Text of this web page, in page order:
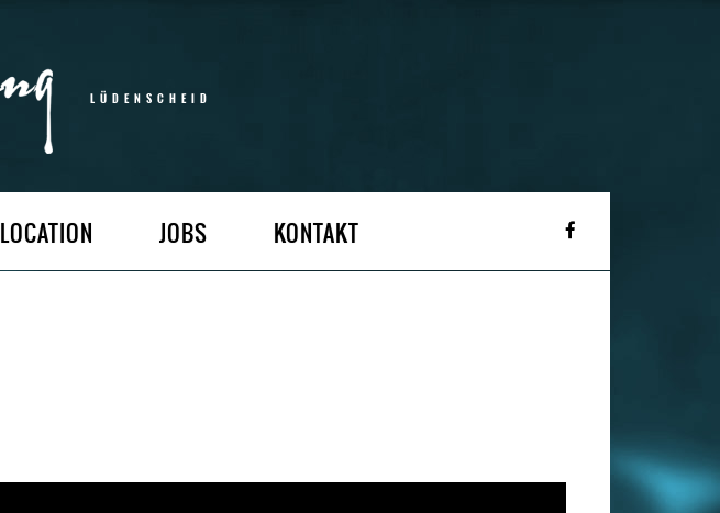
LÜDENSCHEID
LOCATION JOBS KONTAKT